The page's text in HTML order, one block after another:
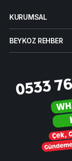
KURUMSAL
BEYKOZ REHBER